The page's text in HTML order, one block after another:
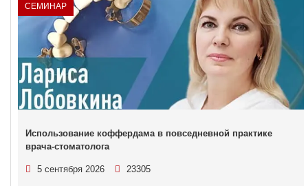
СЕМИНАР
Использование коффердама в повседневной практике
врача-стоматолога
5 сентября 2026 23305